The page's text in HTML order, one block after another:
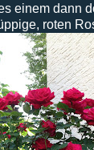
einem dann
roten